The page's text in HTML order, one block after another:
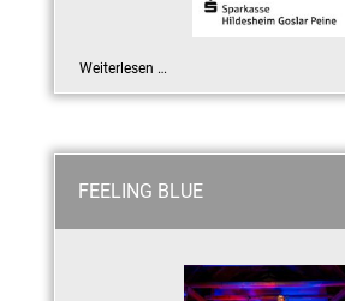
Weiterlesen …
FEELING BLUE